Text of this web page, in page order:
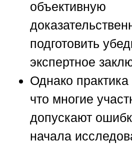
объективную
подготовить
экспертное
Однако практика
что многие
допускают
начала